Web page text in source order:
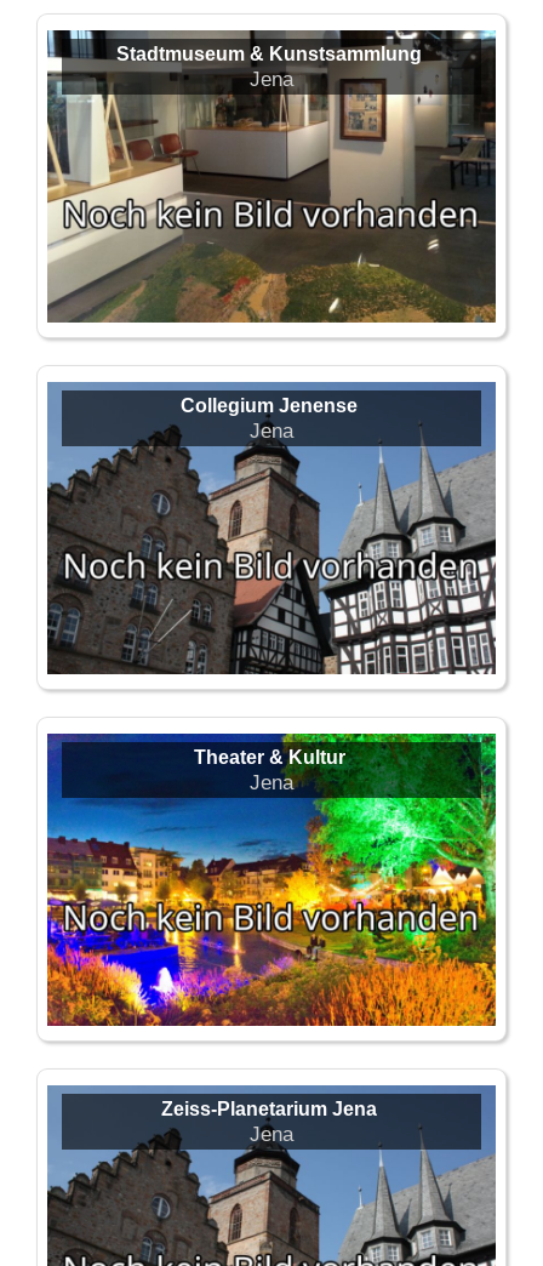
Stadtmuseum & Kunstsammlung
Jena
Collegium Jenense
Jena
Theater & Kultur
Jena
Zeiss-Planetarium Jena
Jena